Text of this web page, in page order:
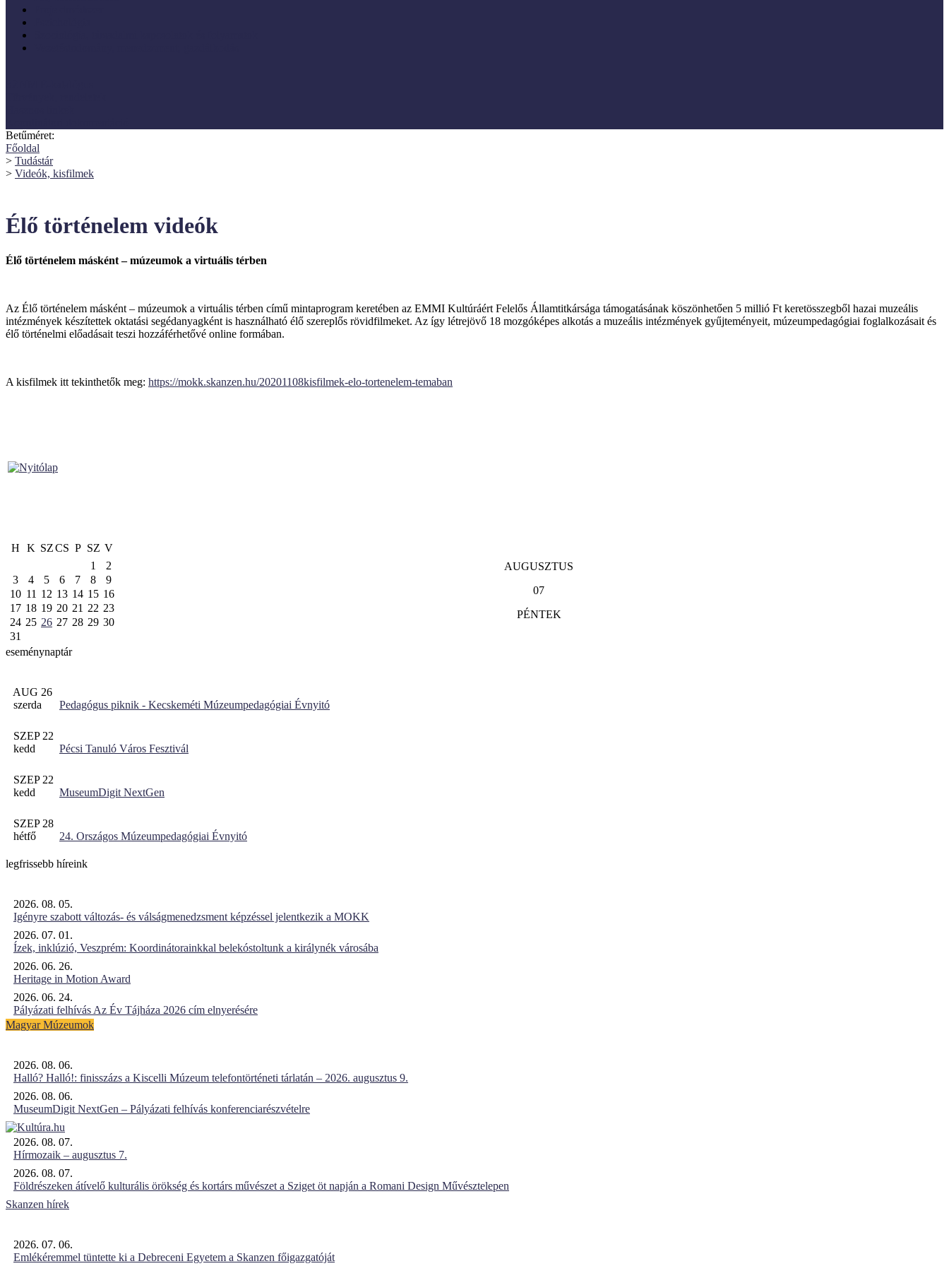
Betűméret:
Főoldal
> Tudástár
> Videók, kisfilmek
Élő történelem videók
Élő történelem másként – múzeumok a virtuális térben
Az Élő történelem másként – múzeumok a virtuális térben című mintaprogram keretében az EMMI Kultúráért Felelős Államtitkársága támogatásának köszönhetően 5 millió Ft keretösszegből hazai muzeális
intézmények készítettek oktatási segédanyagként is használható élő szereplős rövidfilmeket. Az így létrejövő 18 mozgóképes alkotás a muzeális intézmények gyűjteményeit, múzeumpedagógiai foglalkozásait és
élő történelmi előadásait teszi hozzáférhetővé online formában.
A kisfilmek itt tekinthetők meg: https://mokk.skanzen.hu/20201108kisfilmek-elo-tortenelem-temaban
H K SZCS P SZ V
1
2
3
4 5 6 7 8
9
10 11 12 13 14 15 16
17 18 19 20 21 22 23
24 25 26 27 28 29 30
31
AUGUSZTUS
07
PÉNTEK
eseménynaptár
AUG 26
szerda
Pedagógus piknik - Kecskeméti Múzeumpedagógiai Évnyitó
SZEP 22
kedd
Pécsi Tanuló Város Fesztivál
SZEP 22
kedd
MuseumDigit NextGen
SZEP 28
hétfő
24. Országos Múzeumpedagógiai Évnyitó
legfrissebb híreink
2026. 08. 05.
Igényre szabott változás- és válságmenedzsment képzéssel jelentkezik a MOKK
2026. 07. 01.
Ízek, inklúzió, Veszprém: Koordinátorainkkal belekóstoltunk a királynék városába
2026. 06. 26.
Heritage in Motion Award
2026. 06. 24.
Pályázati felhívás Az Év Tájháza 2026 cím elnyerésére
Magyar Múzeumok
2026. 08. 06.
Halló? Halló!: finisszázs a Kiscelli Múzeum telefontörténeti tárlatán – 2026. augusztus 9.
2026. 08. 06.
MuseumDigit NextGen – Pályázati felhívás konferenciarészvételre
2026. 08. 07.
Hírmozaik – augusztus 7.
2026. 08. 07.
Földrészeken átívelő kulturális örökség és kortárs művészet a Sziget öt napján a Romani Design Művésztelepen
Skanzen hírek
2026. 07. 06.
Emlékéremmel tüntette ki a Debreceni Egyetem a Skanzen főigazgatóját